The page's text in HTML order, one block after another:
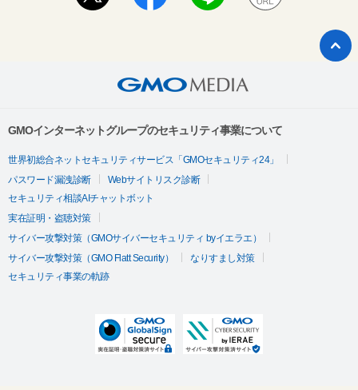
GMOインターネットグループのセキュリティ事業について
世界初総合ネットセキュリティサービス「GMOセキュリティ24」
パスワード漏洩診断
Webサイトリスク診断
セキュリティ相談AIチャットボット
実在証明・盗聴対策
サイバー攻撃対策（GMOサイバーセキュリティ byイエラエ）
サイバー攻撃対策（GMO Flatt Security）
なりすまし対策
セキュリティ事業の軌跡